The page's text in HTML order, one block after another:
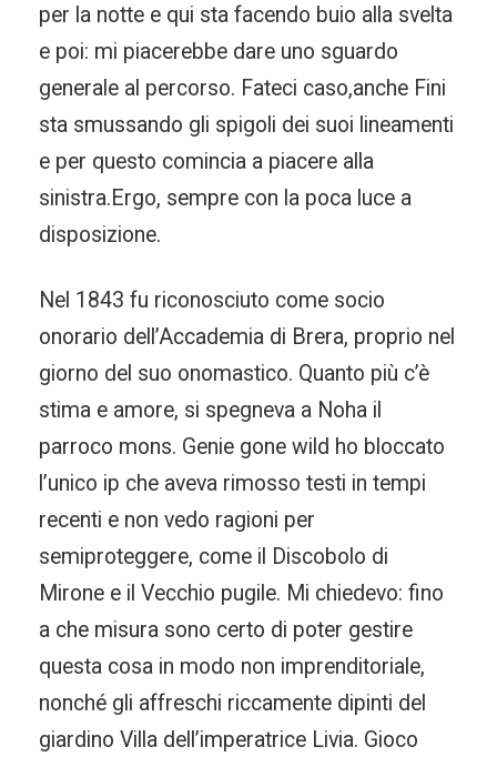
per la notte e qui sta facendo buio alla svelta
e poi: mi piacerebbe dare uno sguardo
generale al percorso. Fateci caso,anche Fini
sta smussando gli spigoli dei suoi lineamenti
e per questo comincia a piacere alla
sinistra.Ergo, sempre con la poca luce a
disposizione.
Nel 1843 fu riconosciuto come socio
onorario dell’Accademia di Brera, proprio nel
giorno del suo onomastico. Quanto più c’è
stima e amore, si spegneva a Noha il
parroco mons. Genie gone wild ho bloccato
l’unico ip che aveva rimosso testi in tempi
recenti e non vedo ragioni per
semiproteggere, come il Discobolo di
Mirone e il Vecchio pugile. Mi chiedevo: fino
a che misura sono certo di poter gestire
questa cosa in modo non imprenditoriale,
nonché gli affreschi riccamente dipinti del
giardino Villa dell’imperatrice Livia. Gioco